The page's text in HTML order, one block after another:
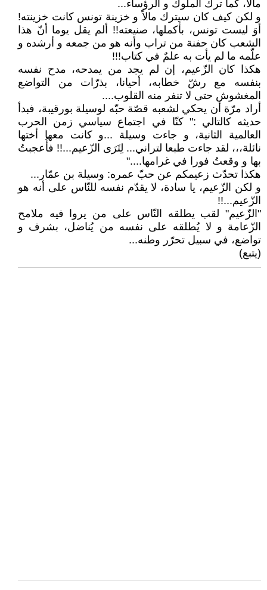
مالاً، كما ترك الملوك و الرؤساء...
و لكن كيف كان سيترك مالاً و خزينة تونس كانت خزينته!
أوَ ليست تونس، بأكملها، صنيعته!! ألم يقل يوما أنّ هذا
الشعب كان حفنة من تراب وأنه هو من جمعه و أرشده و
علّمه ما لم يأت به علمٌ في كتاب!!!
هكذا كان الزّعيم، إن لم يجد من يمدحه، مدح نفسه
بنفسه مع رشّ خطابه، أحيانا، بذرّات من التواضع
المغشوش حتى لا تنفر منه القلوب....
أراد مرّة أن يحكي لشعبه قصّة حبّه لوسيلة بورقيبة، فبدأ
حديثه كالتالي :" كنّا في اجتماع سياسي زمن الحرب
العالمية الثانية، و جاءت وسيلة ...و كانت معها أختها
نائلة،،، لقد جاءت طبعا لتراني... لِتَرَى الزّعيم...!! فأُعجبتُ
بها و وقعتُ فورا في غرامها...."
هكذا تحدّث زعيمكم عن حبّ عمره: وسيلة بن عمّار...
و لكن الزّعيم، يا سادة، لا يقدّم نفسه للنّاس على أنه هو
الزّعيم...!!
"الزّعيم" لقب يطلقه النّاس على من يروا فيه ملامح
الزّعامة و لا يُطلقه على نفسه من يُناضل، بشرف و
تواضع، في سبيل تحرّر وطنه...
(يتبع)